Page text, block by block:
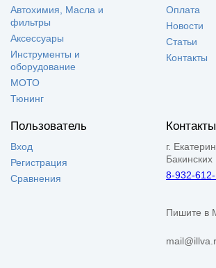
Автохимия, Масла и
фильтры
Аксессуары
Инструменты и
оборудование
МОТО
Тюнинг
Оплата
Новости
Статьи
Контакты
Пользователь
Вход
Регистрация
Сравнения
Контакты
г.
8-932-
Пишите в